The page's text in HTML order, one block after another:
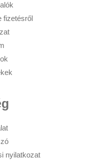
fizetésről
nyilatkozat